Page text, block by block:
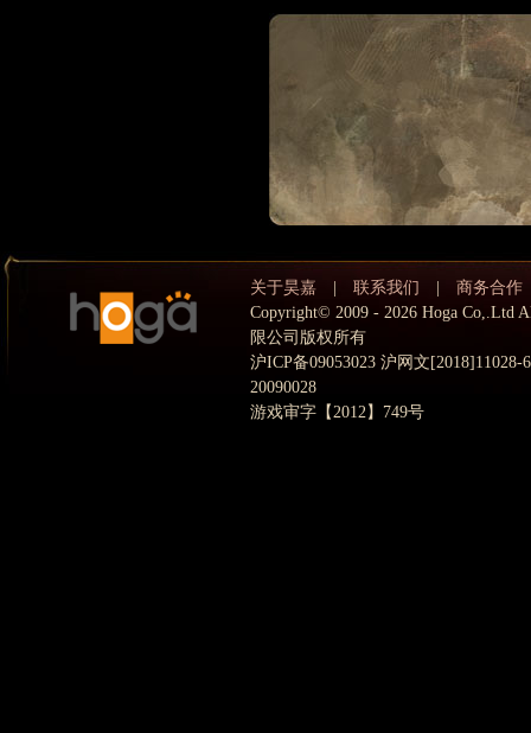
关于昊嘉 | 联系我们 | 商务合作
Copyright© 2009 - 2026 Hoga Co,.Ltd
限公司版权所有
沪ICP备09053023 沪网文
20090028
游戏审字【2012】749号